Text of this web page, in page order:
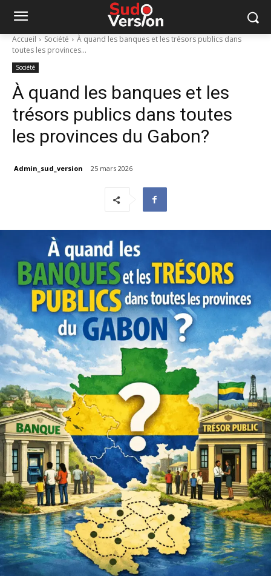
Accueil Société
À quand les banques et les trésors publics dans
toutes les provinces...
Société
À quand les banques et les
trésors publics dans toutes
les provinces du Gabon?
Admin_sud_version 25 mars 2026